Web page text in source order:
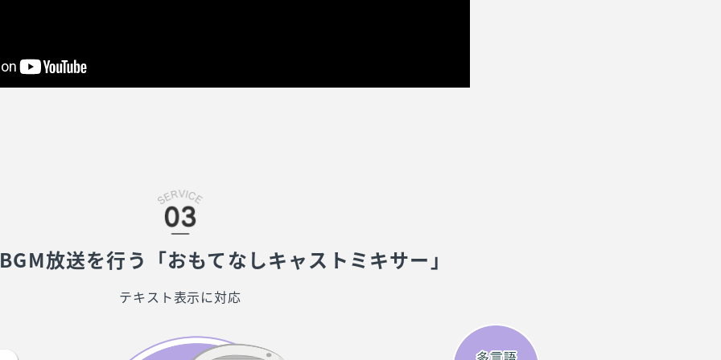
放送を行う「おもてなしキャストミキサー」
テキスト表示に対応